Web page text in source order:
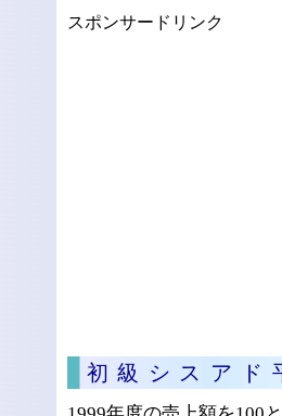
スポンサードリンク
初級シスア